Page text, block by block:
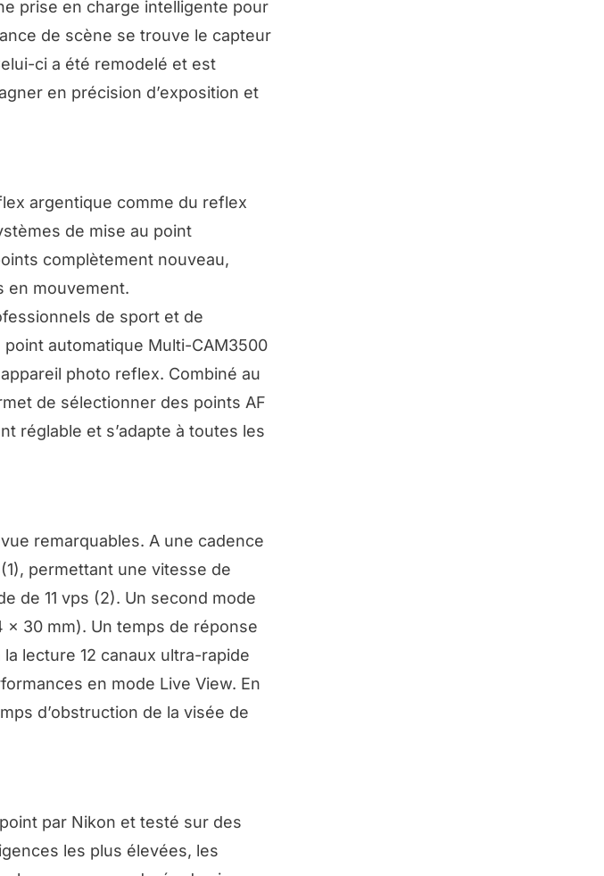
prise en charge intelligente pour
de scène se trouve le capteur
ci a été remodelé et est
en précision d’exposition et
argentique comme du reflex
de mise au point
complètement nouveau,
en mouvement.
de sport et de
automatique Multi-CAM3500
photo reflex. Combiné au
de sélectionner des points AF
réglable et s’adapte à toutes les
remarquables. A une cadence
permettant une vitesse de
de 11 vps (2). Un second mode
x 30 mm). Un temps de réponse
lecture 12 canaux ultra-rapide
en mode Live View. En
d’obstruction de la visée de
par Nikon et testé sur des
les plus élevées, les